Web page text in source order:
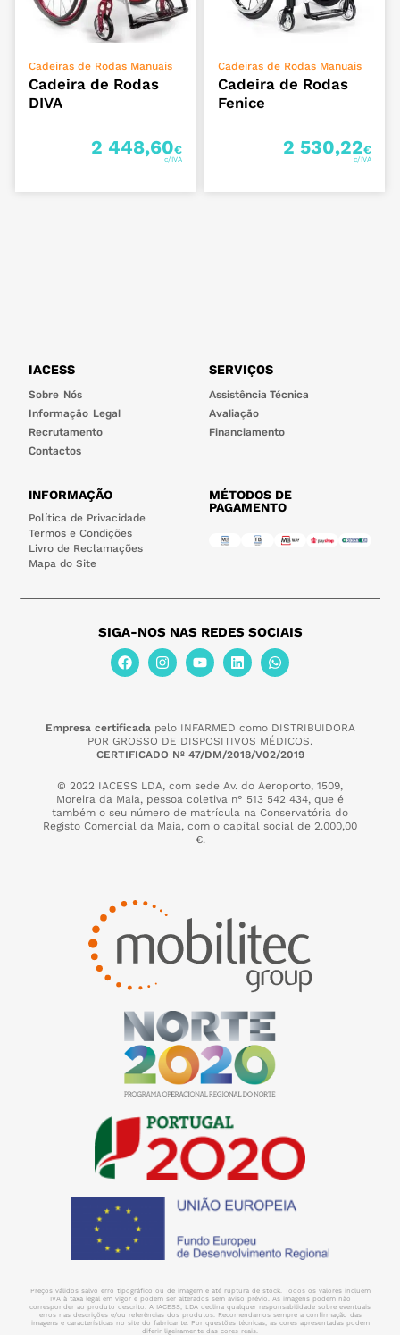
ADICIONAR
Cadeiras de Rodas Manuais
Cadeira de Rodas
DIVA
2 448,60€
ADICIONAR
Cadeiras de Rodas Manuais
Cadeira de Rodas
Fenice
2 530,22€
IACESS
Sobre Nós
Informação Legal
Recrutamento
Contactos
SERVIÇOS
Assistência Técnica
Avaliação
Financiamento
INFORMAÇÃO
Política de Privacidade
Termos e Condições
Livro de Reclamações
Mapa do Site
MÉTODOS DE
PAGAMENTO
SIGA-NOS NAS REDES SOCIAIS
Empresa certificadapelo INFARMED como DISTRIBUIDORA
POR GROSSO DE DISPOSITIVOS MÉDICOS.
CERTIFICADO Nº 47/DM/2018/V02/2019
© 2022 IACESS LDA, com sede Av. do Aeroporto, 1509,
Moreira da Maia, pessoa coletiva n° 513 542 434, que é
também o seu número de matrícula na Conservatória do
Registo Comercial da Maia, com o capital social de 2.000,00
€.
Preços válidos salvo erro tipográfico ou de imagem e até ruptura de stock. Todos os valores incluem
IVA à taxa legal em vigor e podem ser alterados sem aviso prévio. As imagens podem não
corresponder ao produto descrito. A IACESS, LDA declina qualquer responsabilidade sobre eventuais
erros nas descrições e/ou referências dos produtos. Recomendamos sempre a confirmação das
imagens e características no site do fabricante. Por questões técnicas, as cores apresentadas podem
diferir ligeiramente das cores reais.